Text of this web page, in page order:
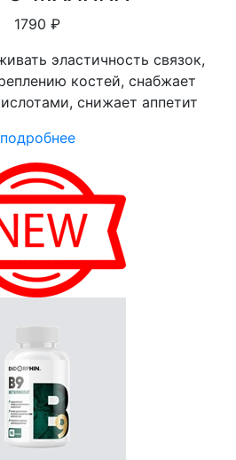
1790 ₽
эластичность связок,
костей, снабжает
снижает аппетит
подробнее